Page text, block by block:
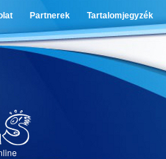
Partnerek Tartalomjegyzék